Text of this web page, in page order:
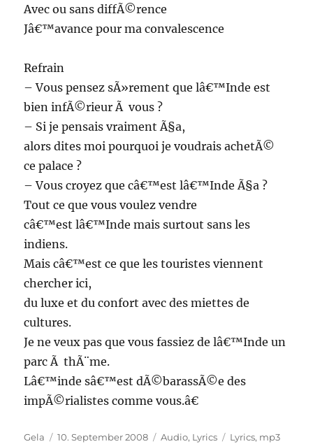
Avec ou sans diffÃ©rence
Jâ€™avance pour ma convalescence
Refrain
– Vous pensez sÃ»rement que lâ€™Inde est
bien infÃ©rieur Ã vous ?
– Si je pensais vraiment Ã§a,
alors dites moi pourquoi je voudrais achetÃ©
ce palace ?
– Vous croyez que câ€™est lâ€™Inde Ã§a ?
Tout ce que vous voulez vendre
câ€™est lâ€™Inde mais surtout sans les
indiens.
Mais câ€™est ce que les touristes viennent
chercher ici,
du luxe et du confort avec des miettes de
cultures.
Je ne veux pas que vous fassiez de lâ€™Inde un
parc Ã thÃ¨me.
Lâ€™inde sâ€™est dÃ©barassÃ©e des
impÃ©rialistes comme vous.â€
Autor
Gela
Veröffentlicht
10. September 2008 Kategorien
Audio, Lyrics Schlagwörter
Lyrics, mp3